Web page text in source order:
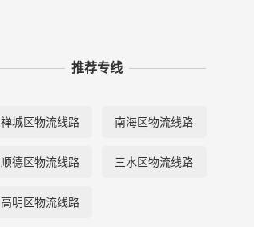
推荐专线
禅城区物流线路 南海区物流线路
顺德区物流线路 三水区物流线路
高明区物流线路